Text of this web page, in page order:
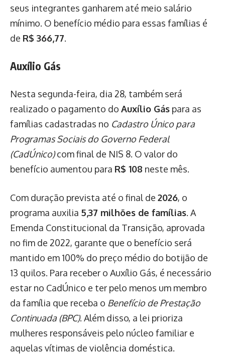
seus integrantes ganharem até meio salário
mínimo. O benefício médio para essas famílias é
de R$ 366,77.
Auxílio Gás
Nesta segunda-feira, dia 28, também será
realizado o pagamento do Auxílio Gás para as
famílias cadastradas no Cadastro Único para
Programas Sociais do Governo Federal
(CadÚnico)com final de NIS 8. O valor do
benefício aumentou para R$ 108 neste mês.
Com duração prevista até o final de 2026, o
programa auxilia 5,37 milhões de famílias. A
Emenda Constitucional da Transição, aprovada
no fim de 2022, garante que o benefício será
mantido em 100% do preço médio do botijão de
13 quilos. Para receber o Auxílio Gás, é necessário
estar no CadÚnico e ter pelo menos um membro
da família que receba o Benefício de Prestação
Continuada (BPC). Além disso, a lei prioriza
mulheres responsáveis pelo núcleo familiar e
aquelas vítimas de violência doméstica.